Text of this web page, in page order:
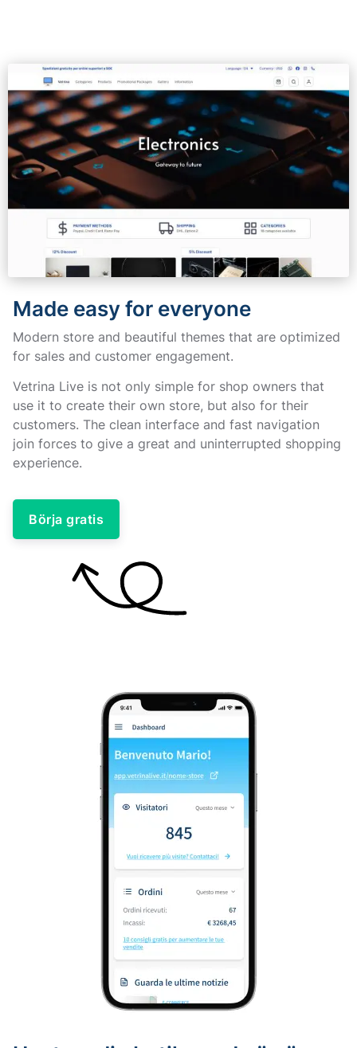
Made easy for everyone
Modern store and beautiful themes that are optimized
for sales and customer engagement.
Vetrina Live is not only simple for shop owners that
use it to create their own store, but also for their
customers. The clean interface and fast navigation
join forces to give a great and uninterrupted shopping
experience.
Börja gratis